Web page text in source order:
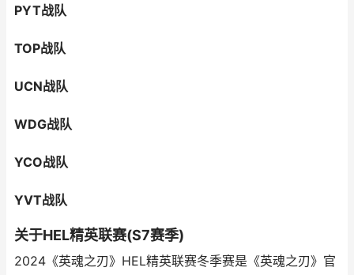
PYT战队
TOP战队
UCN战队
WDG战队
YCO战队
YVT战队
关于HEL精英联赛(S7赛季)
2024《英魂之刃》HEL精英联赛冬季赛是《英魂之刃》官